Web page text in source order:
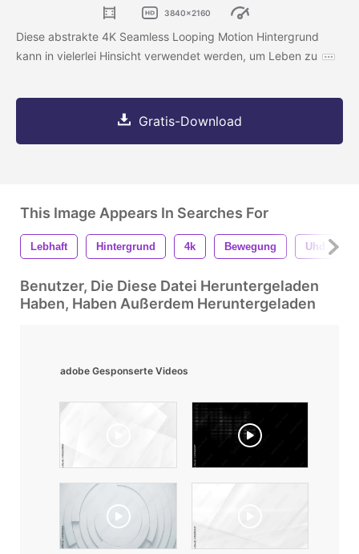
3840x2160
Diese abstrakte 4K Seamless Looping Motion Hintergrund
kann in vielerlei Hinsicht verwendet werden, um Leben zu
Gratis-Download
This Image Appears In Searches For
Lebhaft Hintergrund 4k Bewegung Uhd
Benutzer, Die Diese Datei Heruntergeladen
Haben, Haben Außerdem Heruntergeladen
adobe Gesponserte Videos